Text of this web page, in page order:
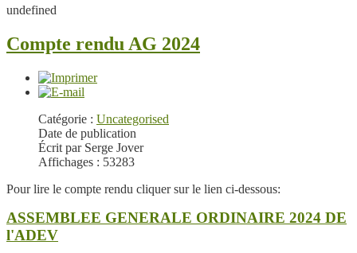
undefined
Compte rendu AG 2024
Catégorie : Uncategorised
Date de publication
Écrit par Serge Jover
Affichages : 53283
Pour lire le compte rendu cliquer sur le lien ci-dessous:
ASSEMBLEE GENERALE ORDINAIRE 2024 DE
l'ADEV